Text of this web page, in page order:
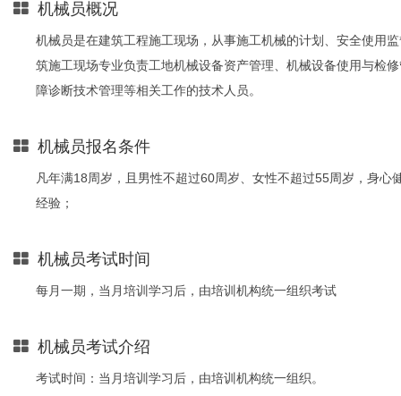
机械员概况
机械员是在建筑工程施工现场，从事施工机械的计划、安全使用
筑施工现场专业负责工地机械设备资产管理、机械设备使用与检
障诊断技术管理等相关工作的技术人员。
机械员报名条件
凡年满18周岁，且男性不超过60周岁、女性不超过55周岁，身
经验；
机械员考试时间
每月一期，当月培训学习后，由培训机构统一组织考试
机械员考试介绍
考试时间：当月培训学习后，由培训机构统一组织。